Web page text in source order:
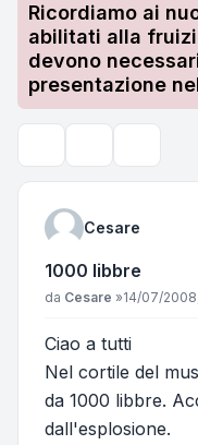
Ricordiamo ai
abilitati alla
devono
presentazione
Cesare
1000 libbre
Messaggio
da Cesare »14/07/
Ciao a tutti
Nel cortile del
da 1000 libbre.
dall'esplosione.